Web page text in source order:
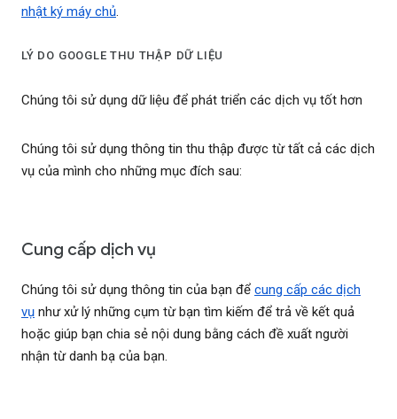
nhật ký máy chủ.
LÝ DO GOOGLE THU THẬP DỮ LIỆU
Chúng tôi sử dụng dữ liệu để phát triển các dịch vụ tốt hơn
Chúng tôi sử dụng thông tin thu thập được từ tất cả các dịch
vụ của mình cho những mục đích sau:
Cung cấp dịch vụ
Chúng tôi sử dụng thông tin của bạn để cung cấp các dịch
vụ như xử lý những cụm từ bạn tìm kiếm để trả về kết quả
hoặc giúp bạn chia sẻ nội dung bằng cách đề xuất người
nhận từ danh bạ của bạn.